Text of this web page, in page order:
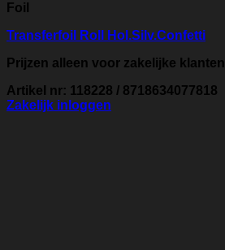
Foil
Transferfoil Roll Hol.Silv.Confetti
Prijzen alleen voor zakelijke klanten
Artikel nr: 118228 / 8718634077818
Zakelijk inloggen